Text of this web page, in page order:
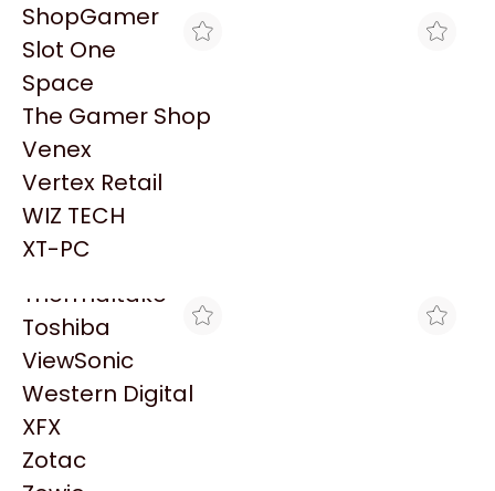
Razer
Redragon
Samsung
Sandisk
Sapphire
Seagate
Sentey
Solarmax
Thermaltake
Toshiba
ViewSonic
Western Digital
XFX
Zotac
ShopGamer
Slot One
Space
The Gamer Shop
Venex
Vertex Retail
WIZ TECH
XT-PC
MAX TECNO
PIGTAIL FURUKAWA FO .
2F MM (62.5) SC-SPC
$14.436
INTEGRADOS ARGENTINOS